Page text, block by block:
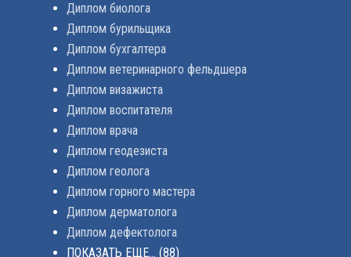
Диплом биолога
Диплом бурильщика
Диплом бухгалтера
Диплом ветеринарного фельдшера
Диплом визажиста
Диплом воспитателя
Диплом врача
Диплом геодезиста
Диплом геолога
Диплом горного мастера
Диплом дерматолога
Диплом дефектолога
ПОКАЗАТЬ ЕЩЕ... (88)